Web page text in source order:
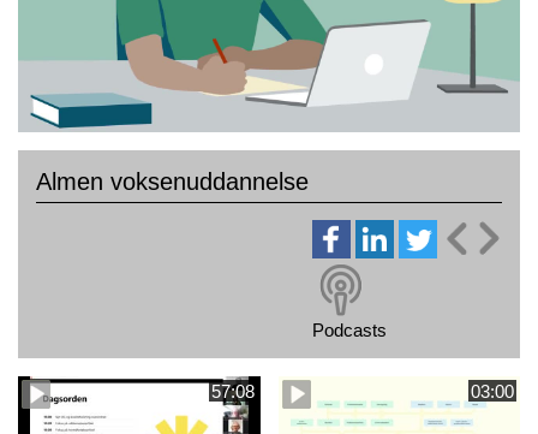
Almen voksenuddannelse
Podcasts
57:08 03:00